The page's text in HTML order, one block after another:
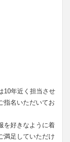
10年近く担当させ
指名いただいてお
を好きなように着
満足していただけ